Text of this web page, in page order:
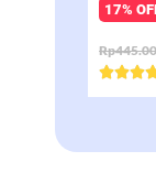
17%
